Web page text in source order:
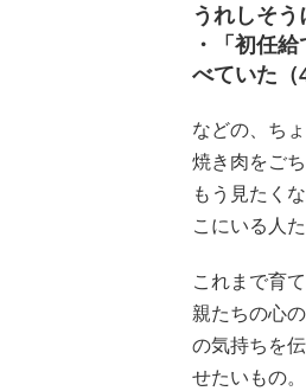
うれしそ
・「初任
べていた（
などの、ち
焼き肉をご
もう見たく
こにいる人
これまで育
親たちの心
の気持ちを
せたいもの